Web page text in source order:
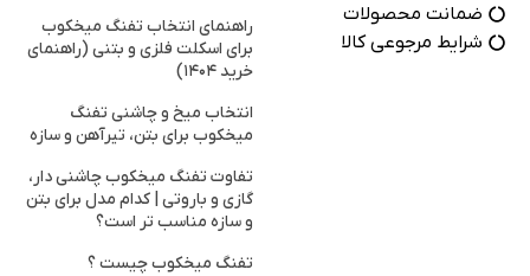
ضمانت محصولات
شرایط مرجوعی کالا
راهنمای انتخاب تفنگ میخکوب
برای اسکلت فلزی و بتنی (راهنمای
خرید ۱۴۰۴)
انتخاب میخ و چاشنی تفنگ
میخکوب برای بتن، تیرآهن و سازه
تفاوت تفنگ میخکوب چاشنی دار،
گازی و باروتی | کدام مدل برای بتن
و سازه مناسب تر است؟
تفنگ میخکوب چیست ؟